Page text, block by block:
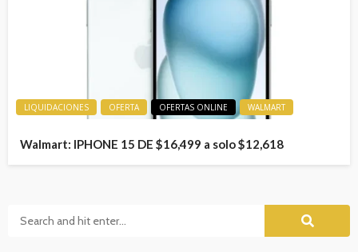
LIQUIDACIONES OFERTA OFERTAS ONLINE WALMART
Walmart: IPHONE 15 DE $16,499 a solo $12,618